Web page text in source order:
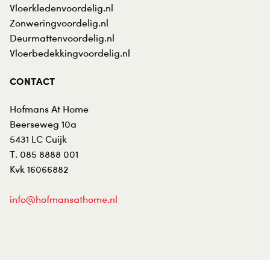
Vloerkledenvoordelig.nl
Zonweringvoordelig.nl
Deurmattenvoordelig.nl
Vloerbedekkingvoordelig.nl
CONTACT
Hofmans At Home
Beerseweg 10a
5431 LC Cuijk
T. 085 8888 001
Kvk 16066882
info@hofmansathome.nl